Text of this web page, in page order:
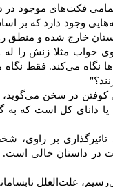
فکت‌های موجود در
وجود دارد که بر
خارج شده و
مثلا زنش را له‌
نگاه می‌كند. فقط نگاه
کوفتن در سخن
دانای کل است که به
بر
داستان خالی است.
علت‌العلل